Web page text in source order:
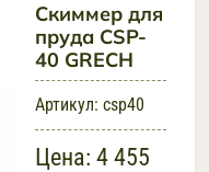
Скиммер для
пруда CSP-
40 GRECH
Артикул: csp40
Цена: 4 455